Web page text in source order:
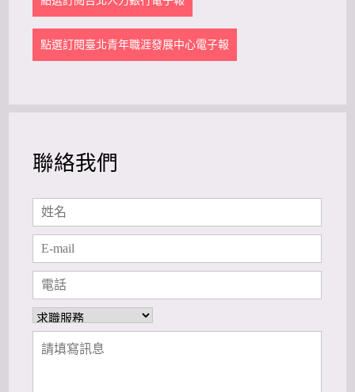
點選訂閱臺北青年職涯發展中心電子報
聯絡我們